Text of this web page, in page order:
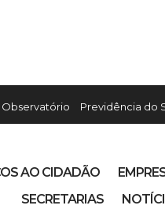
Observatório Previdência do
AO CIDADÃO
SECRETARIAS